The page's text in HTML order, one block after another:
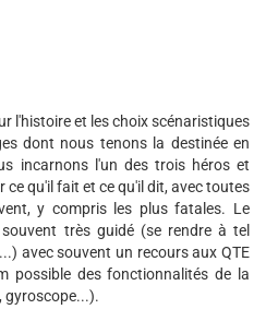
l'histoire et les choix scénaristiques
dont nous tenons la destinée en
incarnons l'un des trois héros et
ce qu'il fait et ce qu'il dit, avec toutes
y compris les plus fatales. Le
très guidé (se rendre à tel
avec souvent un recours aux QTE
possible des fonctionnalités de la
gyroscope...).